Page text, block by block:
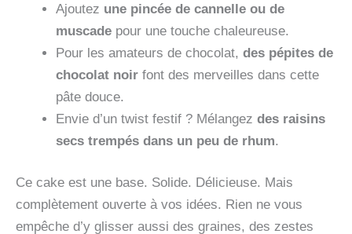
Ajoutez une pincée de cannelle ou de
muscade pour une touche chaleureuse.
Pour les amateurs de chocolat, des pépites de
chocolat noir font des merveilles dans cette
pâte douce.
Envie d’un twist festif ? Mélangez des raisins
secs trempés dans un peu de rhum.
Ce cake est une base. Solide. Délicieuse. Mais
complètement ouverte à vos idées. Rien ne vous
empêche d’y glisser aussi des graines, des zestes